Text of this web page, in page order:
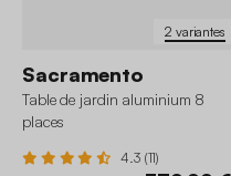
2 variantes
Sacramento
Table de jardin aluminium 8
places
4.3 (11)